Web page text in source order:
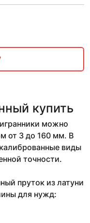
купить
можно
от 3 до 160 мм. В
виды
точности.
пруток из латуни
для нужд: